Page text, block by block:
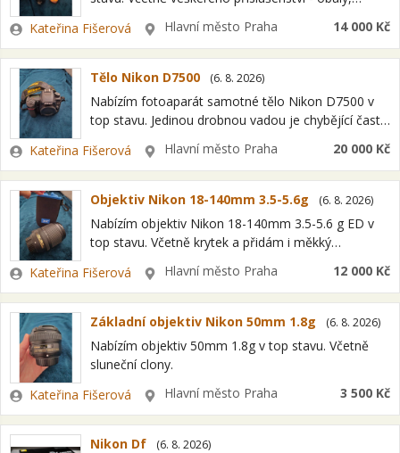
Zadavatel
Kateřina Fišerová LokalitaHlavní město Praha 14 000 Kč
Tělo Nikon D7500 (6. 8. 2026)
Nabízím fotoaparát samotné tělo Nikon D7500 v
top stavu. Jedinou drobnou vadou je chybějící čast
škrábanců ci jineho poškození. Včetně…
Zadavatel
Kateřina Fišerová LokalitaHlavní město Praha 20 000 Kč
Objektiv Nikon 18-140mm 3.5-5.6g (6. 8. 2026)
Nabízím objektiv Nikon 18-140mm 3.5-5.6 g ED v
top stavu. Včetně krytek a přidám i měkký
Zadavatel
Kateřina Fišerová LokalitaHlavní město Praha 12 000 Kč
Základní objektiv Nikon 50mm 1.8g (6. 8. 2026)
Nabízím objektiv 50mm 1.8g v top stavu. Včetně
sluneční clony.
Zadavatel
Kateřina Fišerová LokalitaHlavní město Praha 3 500 Kč
Nikon Df (6. 8. 2026)